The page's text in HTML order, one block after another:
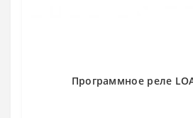
Программное реле